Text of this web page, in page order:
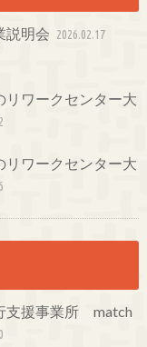
説明会 2026.02.17
リワークセンター大
リワークセンター大
支援事業所 match